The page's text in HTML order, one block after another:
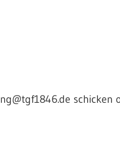
schicken